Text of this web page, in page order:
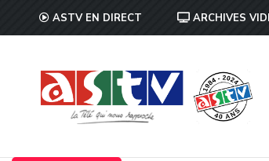
ASTV EN DIRECT ARCHIVES